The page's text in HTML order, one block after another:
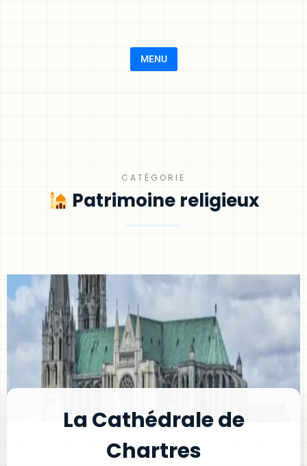
MENU
CATÉGORIE
Patrimoine religieux
La Cathédrale de
Chartres